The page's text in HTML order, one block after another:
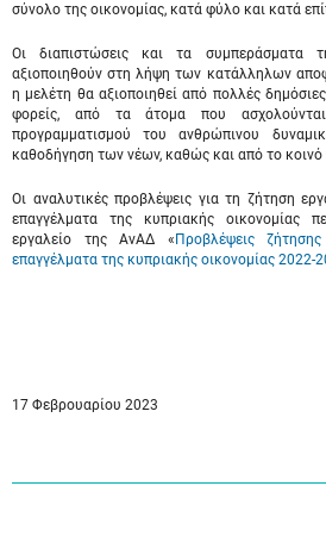
σύνολο της οικονομίας, κατά φύλο και κατά
Οι διαπιστώσεις και τα συμπεράσματα
αξιοποιηθούν στη λήψη των κατάλληλων
η μελέτη θα αξιοποιηθεί από πολλές
φορείς, από τα άτομα που
προγραμματισμού του ανθρώπινου
καθοδήγηση των νέων, καθώς και από το κοινό
Οι αναλυτικές προβλέψεις για τη ζήτηση
επαγγέλματα της κυπριακής οικονομίας
εργαλείο της ΑνΑΔ « Προβλέψεις
επαγγέλματα της κυπριακής οικονομίας 2022-
17 Φεβρουαρίου 2023